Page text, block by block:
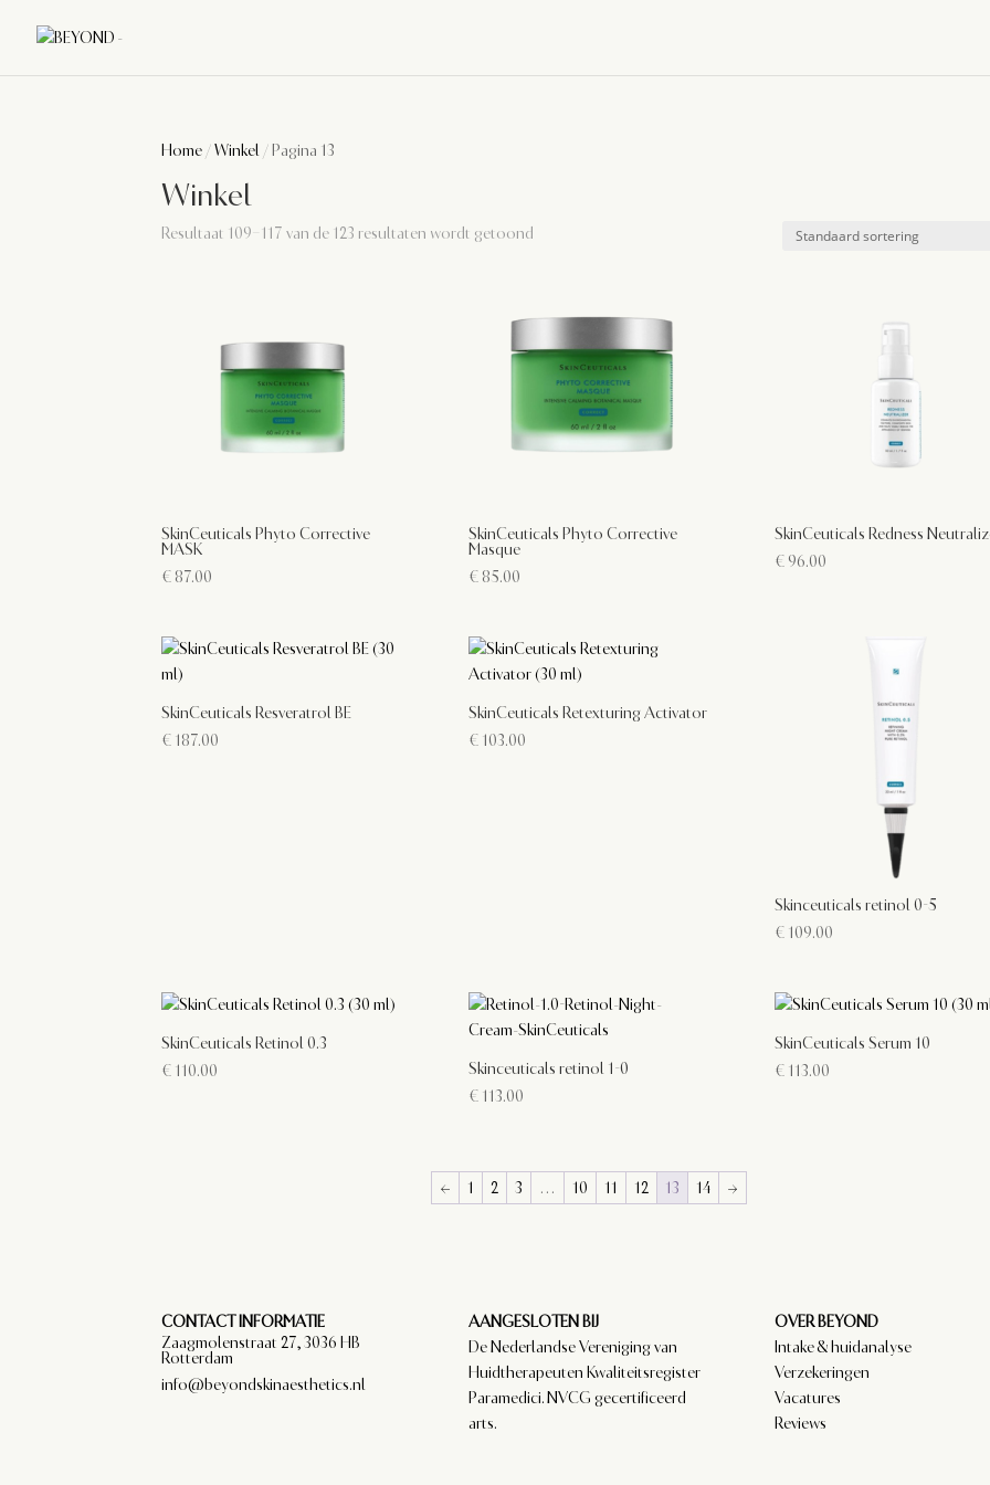
Home /Winkel / Pagina 13
Winkel
Resultaat 109–117 van de 123 resultaten wordt getoond
SkinCeuticals Phyto Corrective
MASK
€ 87.00
SkinCeuticals Phyto Corrective
Masque
€85.00
SkinCeuticals Redness
€96.00
SkinCeuticals Resveratrol BE
€ 187.00
SkinCeuticals Retexturing Activator
€103.00
Skinceuticals retinol 0-5
€109.00
SkinCeuticals Retinol 0.3
€ 110.00
Skinceuticals retinol 1-0
€113.00
SkinCeuticals Serum 10
€113.00
← 1 2 3 … 10 11 12 13 14 →
CONTACT INFORMATIE
Zaagmolenstraat 27, 3036 HB
Rotterdam
info@beyondskinaesthetics.nl
AANGESLOTEN BIJ
De Nederlandse Vereniging van
Huidtherapeuten Kwaliteitsregister
Paramedici. NVCG gecertificeerd
arts.
OVER BEYOND
Intake & huidanalyse
Verzekeringen
Vacatures
Reviews